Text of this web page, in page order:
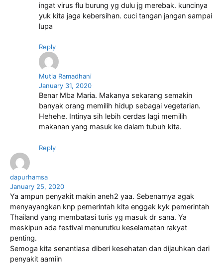
ingat virus flu burung yg dulu jg merebak. kuncinya
yuk kita jaga kebersihan. cuci tangan jangan sampai
lupa
Reply
Mutia Ramadhani
January 31, 2020
Benar Mba Maria. Makanya sekarang semakin
banyak orang memilih hidup sebagai vegetarian.
Hehehe. Intinya sih lebih cerdas lagi memilih
makanan yang masuk ke dalam tubuh kita.
Reply
dapurhamsa
January 25, 2020
Ya ampun penyakit makin aneh2 yaa. Sebenarnya agak
menyayangkan knp pemerintah kita enggak kyk pemerintah
Thailand yang membatasi turis yg masuk dr sana. Ya
meskipun ada festival menurutku keselamatan rakyat
penting.
Semoga kita senantiasa diberi kesehatan dan dijauhkan dari
penyakit aamiin